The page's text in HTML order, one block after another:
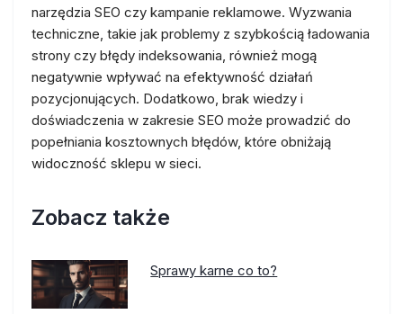
narzędzia SEO czy kampanie reklamowe. Wyzwania
techniczne, takie jak problemy z szybkością ładowania
strony czy błędy indeksowania, również mogą
negatywnie wpływać na efektywność działań
pozycjonujących. Dodatkowo, brak wiedzy i
doświadczenia w zakresie SEO może prowadzić do
popełniania kosztownych błędów, które obniżają
widoczność sklepu w sieci.
Zobacz także
Sprawy karne co to?